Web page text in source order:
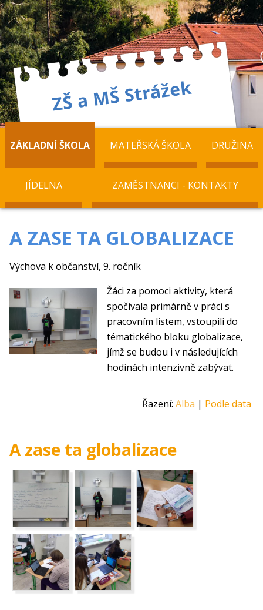
ZÁKLADNÍ ŠKOLA MATEŘSKÁ ŠKOLA DRUŽINA
JÍDELNA ZAMĚSTNANCI - KONTAKTY
A ZASE TA GLOBALIZACE
Výchova k občanství, 9. ročník
Žáci za pomoci aktivity, která
spočívala primárně v práci s
pracovním listem, vstoupili do
tématického bloku globalizace,
jímž se budou i v následujících
hodinách intenzivně zabývat.
Řazení: Alba | Podle data
A zase ta globalizace